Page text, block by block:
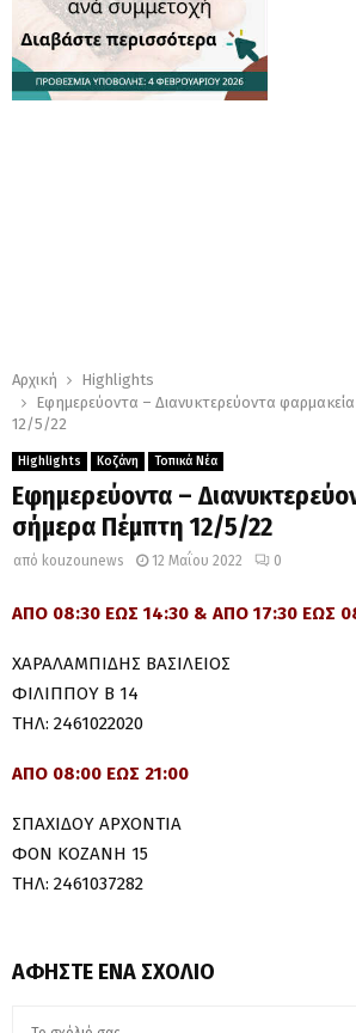
Αρχική
Highlights
Εφημερεύοντα – Διανυκτερεύοντα
12/5/22
Highlights Κοζάνη Τοπικά Νέα
Εφημερεύοντα –
σήμερα Πέμπτη 12/5/22
από kouzounews 12 Μαΐου 2022 0
ΑΠΟ 08:30 ΕΩΣ 14:30 & ΑΠΟ 17:30 ΕΩΣ
ΧΑΡΑΛΑΜΠΙΔΗΣ ΒΑΣΙΛΕΙΟΣ
ΦΙΛΙΠΠΟΥ Β 14
ΤΗΛ: 2461022020
ΑΠΟ 08:00 ΕΩΣ 21:00
ΣΠΑΧΙΔΟΥ ΑΡΧΟΝΤΙΑ
ΦΟΝ ΚΟΖΑΝΗ 15
ΤΗΛ: 2461037282
ΑΦΉΣΤΕ ΈΝΑ ΣΧΌΛΙΟ